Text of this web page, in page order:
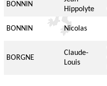
BONNIN
Hippolyte
BONNIN Nicolas
BORGNE
Claude-
Louis